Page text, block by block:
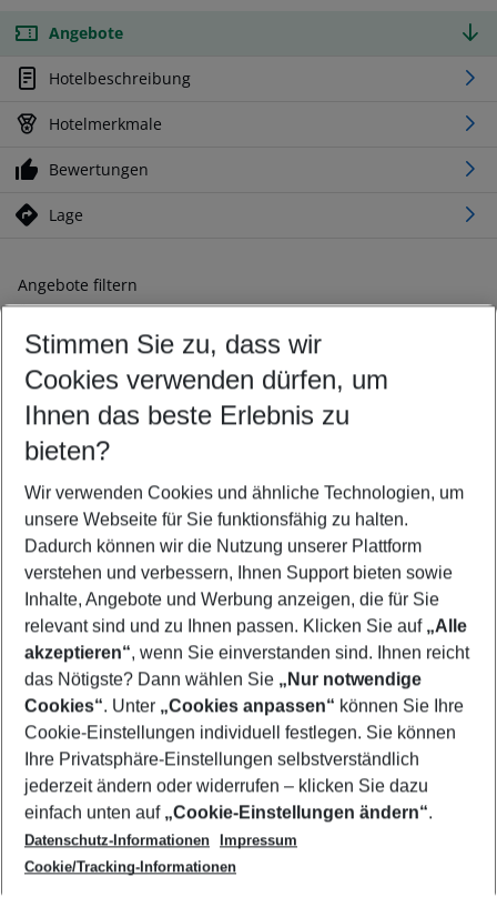
Angebote
Hotelbeschreibung
Hotelmerkmale
Bewertungen
Lage
Angebote filtern
Ändern Sie Ihre Kriterien nach Ihren Wünschen
Abflughafen wählen
Beliebiger Abflughafen
Reisezeitraum wählen
11.08.26– 09.08.27 5-8 Nächte
2 Erwachsene Keine Kinder
Mehr Filter anzeigen
Footer
Footer navigation
Über uns
AGB
Cookie-Einstellungen ändern
Cookie-Richtlinie
Datenschutz
Service & Hilfe
Barrierefreies Reisen
Check-in
Folgen Sie uns
Stimmen Sie zu, dass wir
Cookies verwenden dürfen, um
Ihnen das beste Erlebnis zu
bieten?
Wir verwenden Cookies und ähnliche Technologien, um
unsere Webseite für Sie funktionsfähig zu halten.
Dadurch können wir die Nutzung unserer Plattform
verstehen und verbessern, Ihnen Support bieten sowie
Inhalte, Angebote und Werbung anzeigen, die für Sie
relevant sind und zu Ihnen passen. Klicken Sie auf „Alle
akzeptieren“, wenn Sie einverstanden sind. Ihnen reicht
das Nötigste? Dann wählen Sie „Nur notwendige
Cookies“. Unter „Cookies anpassen“ können Sie Ihre
Cookie-Einstellungen individuell festlegen. Sie können
Ihre Privatsphäre-Einstellungen selbstverständlich
jederzeit ändern oder widerrufen – klicken Sie dazu
einfach unten auf „Cookie-Einstellungen ändern“.
Datenschutz-Informationen
Impressum
Cookie/Tracking-Informationen